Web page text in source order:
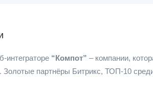
интеграторе “Компот” – компании,
Золотые партнёры Битрикс, ТОП-10